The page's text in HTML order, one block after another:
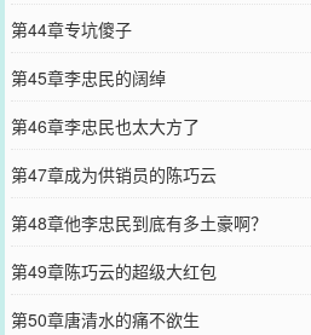
第44章专坑傻子
第45章李忠民的阔绰
第46章李忠民也太大方了
第47章成为供销员的陈巧云
第48章他李忠民到底有多土豪啊？
第49章陈巧云的超级大红包
第50章唐清水的痛不欲生